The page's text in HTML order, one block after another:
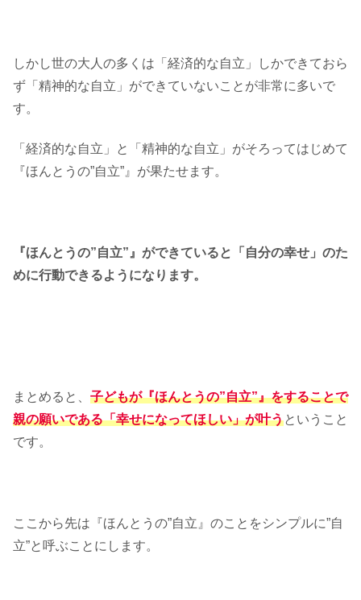
しかし世の大人の多くは「経済的な自立」しかできておら
ず「精神的な自立」ができていないことが非常に多いで
す。
「経済的な自立」と「精神的な自立」がそろってはじめて
『ほんとうの”自立”』が果たせます。
『ほんとうの”自立”』ができていると「自分の幸せ」のた
めに行動できるようになります。
まとめると、 子どもが『ほんとうの”自立”』をすることで
親の願いである「幸せになってほしい」が叶うということ
です。
ここから先は『ほんとうの”自立』のことをシンプルに”自
立”と呼ぶことにします。